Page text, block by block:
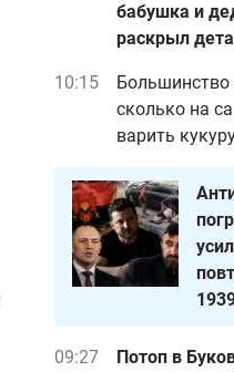
бабушка и
раскрыл
10:15
сколько на
варить
09:27
Потоп в